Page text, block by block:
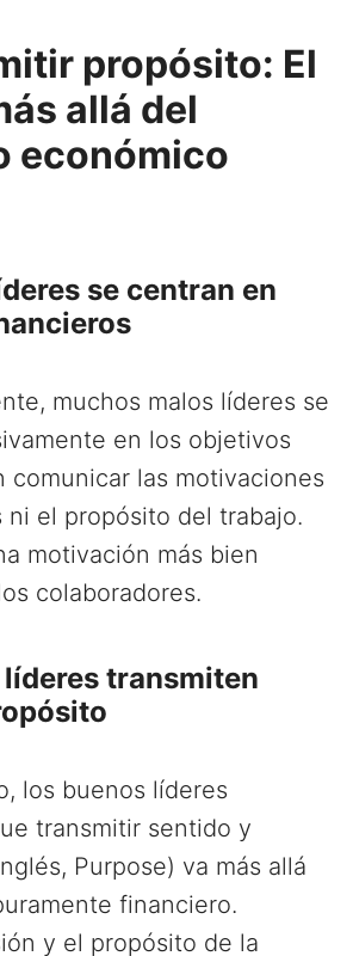
propósito: El
allá del
económico
se centran en
muchos malos líderes se
en los objetivos
comunicar las motivaciones
ni el propósito del trabajo.
motivación más bien
colaboradores.
transmiten
los buenos líderes
transmitir sentido y
Purpose) va más allá
financiero.
y el propósito de la